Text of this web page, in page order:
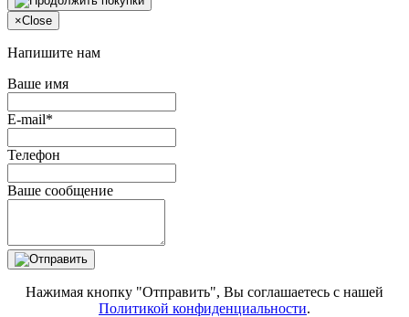
×Close
Напишите нам
Ваше имя
E-mail*
Телефон
Ваше сообщение
Нажимая кнопку "Отправить", Вы соглашаетесь с нашей
Политикой конфиденциальности.